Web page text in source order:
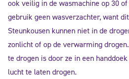
ook veilig in de wasmachine op 30
gebruik geen wasverzachter, want
Steunkousen kunnen niet in de
zonlicht of op de verwarming
te drogen is door ze in een
lucht te laten drogen.